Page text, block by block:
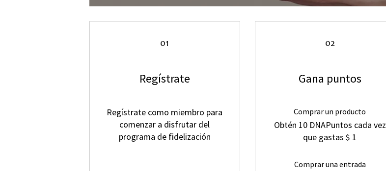
01
Regístrate
Regístrate como miembro para
comenzar a disfrutar del
programa de fidelización
02
Gana puntos
Comprar un producto
Obtén 10 DNAPuntos cada vez
que gastas $ 1
Comprar una entrada